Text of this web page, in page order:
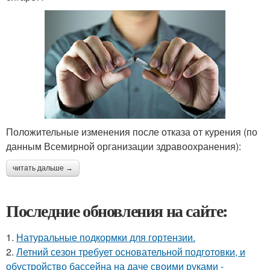
Положительные изменения после отказа от курения (по
данным Всемирной организации здравоохранения):
читать дальше →
Последние обновления на сайте:
1. Натуральные подкормки для гортензии.
2. Летний сезон требует основательной подготовки, и
обустройство бассейна на даче своими руками -